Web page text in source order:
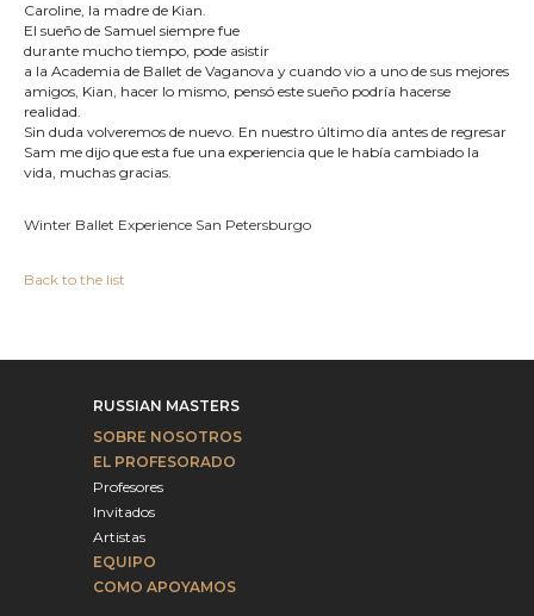
Caroline, la madre de Kian.
El sueño de Samuel siempre fue
durante mucho tiempo, pode asistir
a la Academia de Ballet de Vaganova y cuando vio a uno de sus mejores
amigos, Kian, hacer lo mismo, pensó este sueño podría hacerse
realidad.
Sin duda volveremos de nuevo. En nuestro último día antes de regresar
Sam me dijo que esta fue una experiencia que le había cambiado la
vida, muchas gracias.
Winter Ballet Experience San Petersburgo
Back to the list
RUSSIAN MASTERS
SOBRE NOSOTROS
EL PROFESORADO
Profesores
Invitados
Artistas
EQUIPO
COMO APOYAMOS